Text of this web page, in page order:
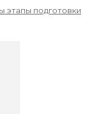
подготовки